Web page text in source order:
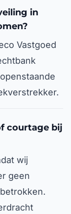
in
Vastgoed
courtage bij
wij
geen